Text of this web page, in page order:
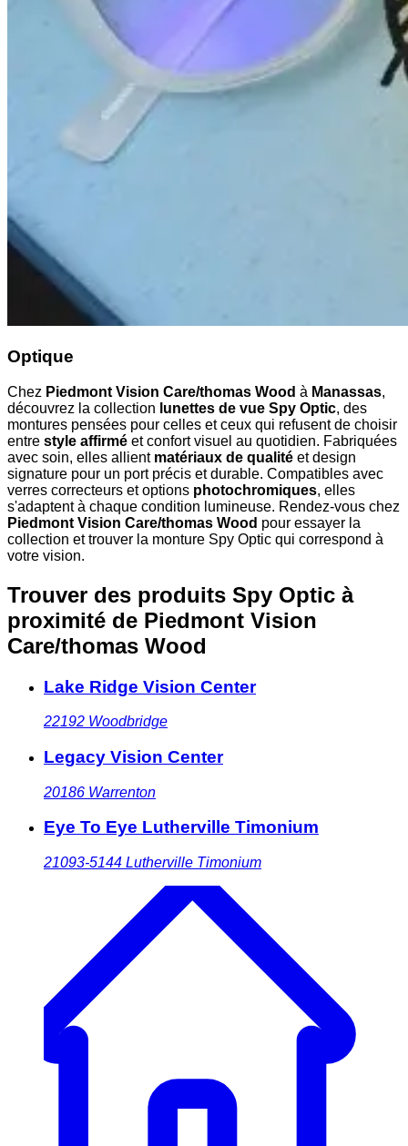
Optique
Chez Piedmont Vision Care/thomas Wood à Manassas,
découvrez la collection lunettes de vue Spy Optic, des
montures pensées pour celles et ceux qui refusent de choisir
entre style affirmé et confort visuel au quotidien. Fabriquées
avec soin, elles allient matériaux de qualité et design
signature pour un port précis et durable. Compatibles avec
verres correcteurs et options photochromiques, elles
s'adaptent à chaque condition lumineuse. Rendez-vous chez
Piedmont Vision Care/thomas Wood pour essayer la
collection et trouver la monture Spy Optic qui correspond à
votre vision.
Trouver des produits Spy Optic à
proximité de Piedmont Vision
Care/thomas Wood
Lake Ridge Vision Center
22192 Woodbridge
Legacy Vision Center
20186 Warrenton
Eye To Eye Lutherville Timonium
21093-5144 Lutherville Timonium